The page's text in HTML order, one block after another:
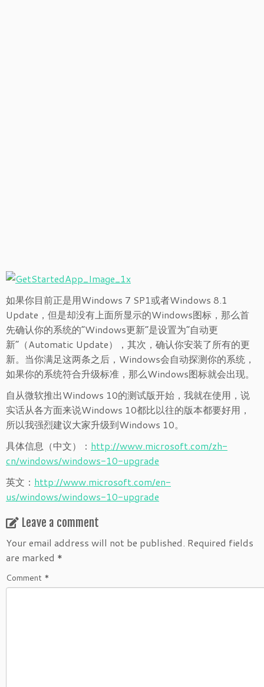
如果你目前正是用Windows 7 SP1或者Windows 8.1
Update，但是却没有上面所显示的Windows图标，那么首
先确认你的系统的“Windows更新”是设置为“自动更
新”（Automatic Update），其次，确认你安装了所有的更
新。当你满足这两条之后，Windows会自动探测你的系统，
如果你的系统符合升级标准，那么Windows图标就会出现。
自从微软推出Windows 10的测试版开始，我就在使用，说
实话从各方面来说Windows 10都比以往的版本都要好用，
所以我强烈建议大家升级到Windows 10。
具体信息（中文）： http://www.microsoft.com/zh-
cn/windows/windows-10-upgrade
英文： http://www.microsoft.com/en-
us/windows/windows-10-upgrade
Leave a comment
Your email address will not be published. Required fields
are marked *
Comment *